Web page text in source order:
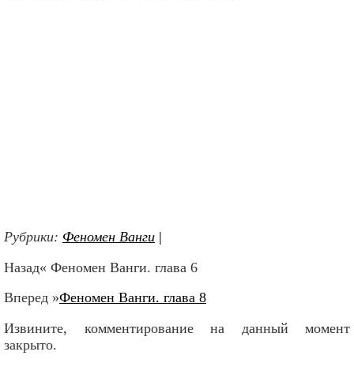
Рубрики: Феномен Ванги |
Назад« Феномен Ванги. глава 6
Вперед »Феномен Ванги. глава 8
Извините, комментирование на данный момент
закрыто.